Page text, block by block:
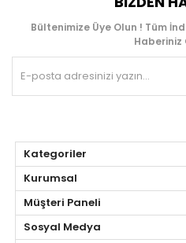
Bültenimize Üye Olun ! Tüm
Haberiniz
Kategoriler
Kurumsal
Müşteri Paneli
Sosyal Medya